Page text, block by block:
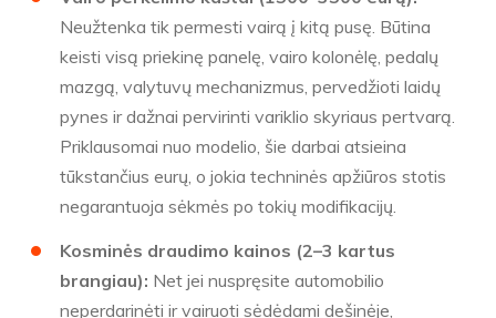
Neužtenka tik permesti vairą į kitą pusę. Būtina
keisti visą priekinę panelę, vairo kolonėlę, pedalų
mazgą, valytuvų mechanizmus, pervedžioti laidų
pynes ir dažnai pervirinti variklio skyriaus pertvarą.
Priklausomai nuo modelio, šie darbai atsieina
tūkstančius eurų, o jokia techninės apžiūros stotis
negarantuoja sėkmės po tokių modifikacijų.
Kosminės draudimo kainos (2–3 kartus
brangiau): Net jei nuspręsite automobilio
neperdarinėti ir vairuoti sėdėdami dešinėje,